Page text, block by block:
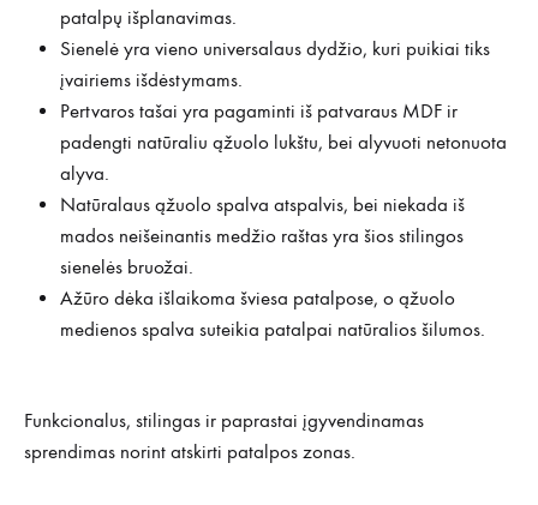
patalpų išplanavimas.
Sienelė yra vieno universalaus dydžio, kuri puikiai tiks
įvairiems išdėstymams.
Pertvaros tašai yra pagaminti iš patvaraus MDF ir
padengti natūraliu ąžuolo lukštu, bei alyvuoti netonuota
alyva.
Natūralaus ąžuolo spalva atspalvis, bei niekada iš
mados neišeinantis medžio raštas yra šios stilingos
sienelės bruožai.
Ažūro dėka išlaikoma šviesa patalpose, o ąžuolo
medienos spalva suteikia patalpai natūralios šilumos.
Funkcionalus, stilingas ir paprastai įgyvendinamas
sprendimas norint atskirti patalpos zonas.